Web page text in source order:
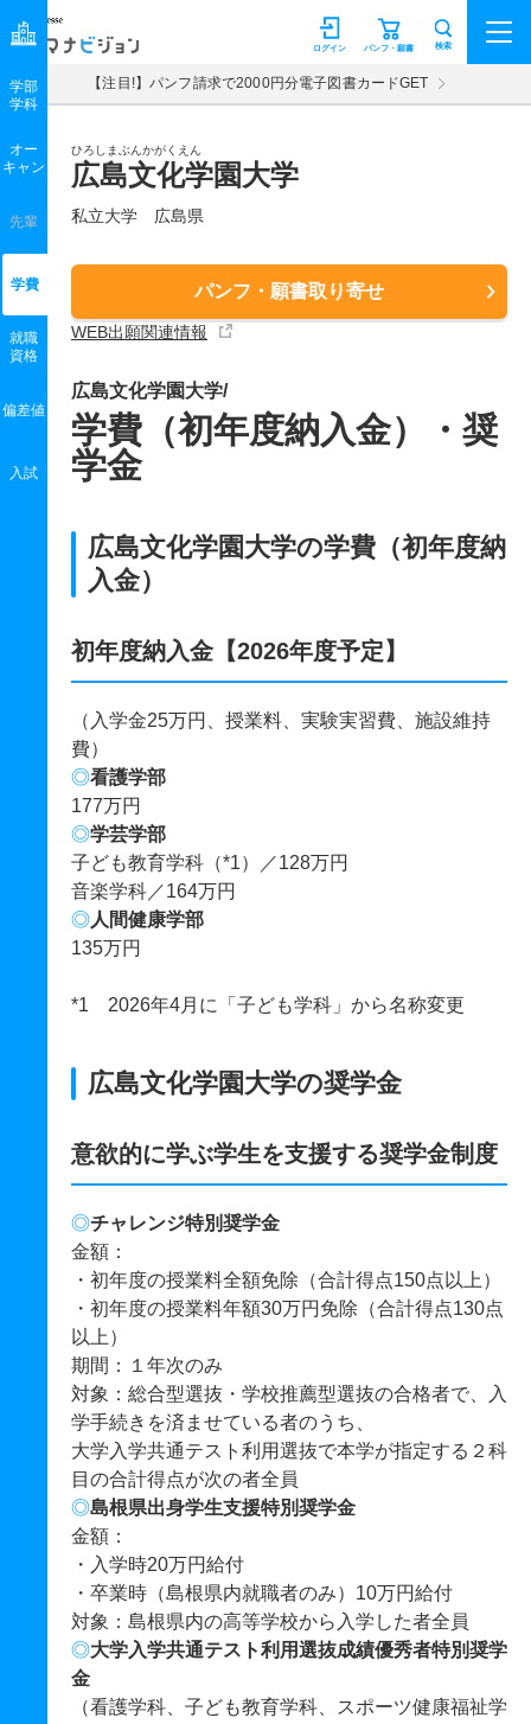
マナビジョン パンフ・願書
ログイン 検索
【注目!】パンフ請求で2000円分電子図書カードGET
ひろしまぶんかがくえん
広島文化学園大学
私立大学 広島県
パンフ・願書取り寄せ
WEB出願関連情報
学部
学科
オー
キャン
先輩
学費
就職
資格
偏差値
入試
広島文化学園大学/
学費（初年度納入金）・奨
学金
広島文化学園大学の学費（初年度納
入金）
初年度納入金【2026年度予定】
（入学金25万円、授業料、実験実習費、施設維持
費）
◎看護学部
177万円
◎学芸学部
子ども教育学科（*1）／128万円
音楽学科／164万円
◎人間健康学部
135万円
*1 2026年4月に「子ども学科」から名称変更
広島文化学園大学の奨学金
意欲的に学ぶ学生を支援する奨学金制度
◎チャレンジ特別奨学金
金額：
・初年度の授業料全額免除（合計得点150点以上）
・初年度の授業料年額30万円免除（合計得点130点
以上）
期間：１年次のみ
対象：総合型選抜・学校推薦型選抜の合格者で、入
学手続きを済ませている者のうち、
大学入学共通テスト利用選抜で本学が指定する２科
目の合計得点が次の者全員
◎島根県出身学生支援特別奨学金
金額：
・入学時20万円給付
・卒業時（島根県内就職者のみ）10万円給付
対象：島根県内の高等学校から入学した者全員
◎大学入学共通テスト利用選抜成績優秀者特別奨学
金
（看護学科、子ども教育学科、スポーツ健康福祉学